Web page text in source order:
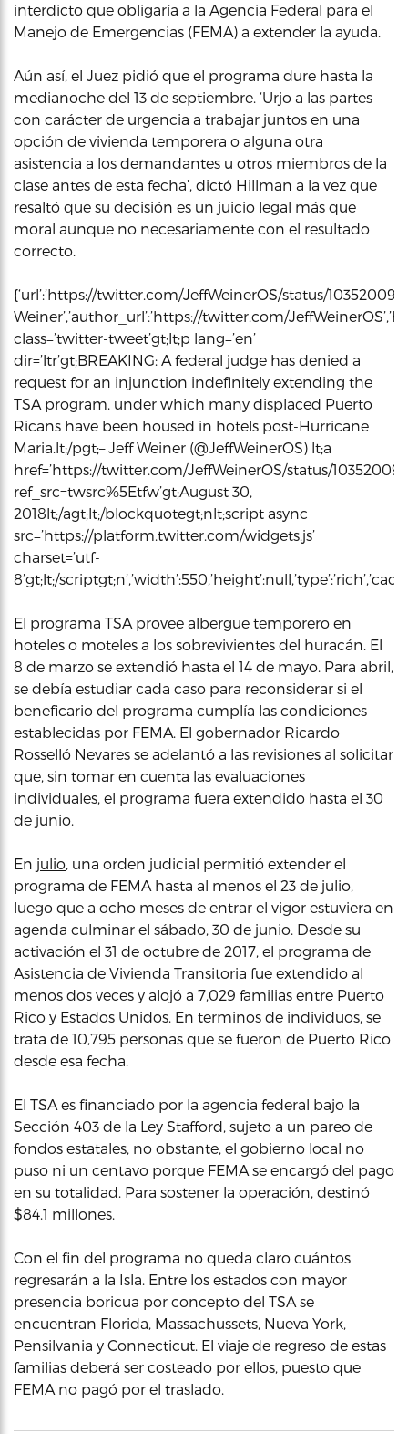
interdicto que obligaría a la Agencia Federal para el
Manejo de Emergencias (FEMA) a extender la ayuda.
Aún así, el Juez pidió que el programa dure hasta la
medianoche del 13 de septiembre. ‘Urjo a las partes
con carácter de urgencia a trabajar juntos en una
opción de vivienda temporera o alguna otra
asistencia a los demandantes u otros miembros de la
clase antes de esta fecha’, dictó Hillman a la vez que
resaltó que su decisión es un juicio legal más que
moral aunque no necesariamente con el resultado
correcto.
{‘url’:’https://twitter.com/JeffWeinerOS/status/
Weiner’,’author_url’:’https://twitter.com/
class=’twitter-tweet’gt;lt;p lang=’en’
dir=’ltr’gt;BREAKING: A federal judge has denied a
request for an injunction indefinitely extending the
TSA program, under which many displaced Puerto
Ricans have been housed in hotels post-Hurricane
Maria.lt;/pgt;– Jeff Weiner (@JeffWeinerOS) lt;a
href=’https://twitter.com/JeffWeinerOS/status/
ref_src=twsrc%5Etfw’gt;August 30,
2018lt;/agt;lt;/blockquotegt;nlt;script async
src=’https://platform.twitter.com/widgets.js’
charset=’utf-
8’gt;lt;/
El programa TSA provee albergue temporero en
hoteles o moteles a los sobrevivientes del huracán. El
8 de marzo se extendió hasta el 14 de mayo. Para abril,
se debía estudiar cada caso para reconsiderar si el
beneficario del programa cumplía las condiciones
establecidas por FEMA. El gobernador Ricardo
Rosselló Nevares se adelantó a las revisiones al solicitar
que, sin tomar en cuenta las evaluaciones
individuales, el programa fuera extendido hasta el 30
de junio.
En julio, una orden judicial permitió extender el
programa de FEMA hasta al menos el 23 de julio,
luego que a ocho meses de entrar el vigor estuviera en
agenda culminar el sábado, 30 de junio. Desde su
activación el 31 de octubre de 2017, el programa de
Asistencia de Vivienda Transitoria fue extendido al
menos dos veces y alojó a 7,029 familias entre Puerto
Rico y Estados Unidos. En terminos de individuos, se
trata de 10,795 personas que se fueron de Puerto Rico
desde esa fecha.
El TSA es financiado por la agencia federal bajo la
Sección 403 de la Ley Stafford, sujeto a un pareo de
fondos estatales, no obstante, el gobierno local no
puso ni un centavo porque FEMA se encargó del pago
en su totalidad. Para sostener la operación, destinó
$84.1 millones.
Con el fin del programa no queda claro cuántos
regresarán a la Isla. Entre los estados con mayor
presencia boricua por concepto del TSA se
encuentran Florida, Massachussets, Nueva York,
Pensilvania y Connecticut. El viaje de regreso de estas
familias deberá ser costeado por ellos, puesto que
FEMA no pagó por el traslado.